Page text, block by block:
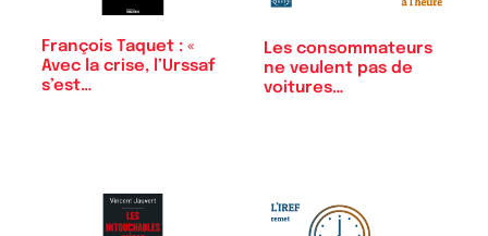
François Taquet : «
Avec la crise, l’Urssaf
s’est…
Les consommateurs
ne veulent pas de
voitures…